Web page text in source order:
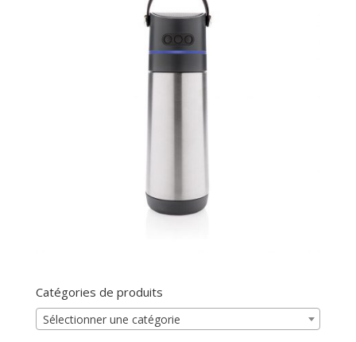
Catégories de produits
Sélectionner une catégorie